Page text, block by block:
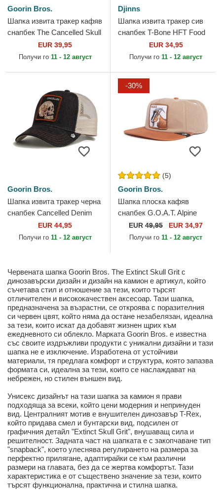
Goorin Bros.
Шапка извита тракер кафяв
снапбек The Cancelled Skull
Grit The Farm от Goorin
Bros.
EUR 39,95
Получи го 11 - 12 август
Djinns
Шапка извита тракер сив
снапбек T-Bone HFT Food
EUR 34,95
Получи го 11 - 12 август
Goorin Bros.
Шапка извита тракер черна
снапбек Cancelled Denim
Skull The Farm от Goorin
Bros.
EUR 44,95
Получи го 11 - 12 август
-30%
(5)
Goorin Bros.
Шапка плоска кафяв
снапбек G.O.A.T. Alpine
Base The Farm Flats The
Farm от Goorin Bros.
EUR 49,95 EUR 34,97
Получи го 11 - 12 август
Червената шапка Goorin Bros. The Extinct Skull Grit с
динозавърски дизайн и дизайн на камион е артикул, който
съчетава стил и отношение за тези, които търсят
отличителен и висококачествен аксесоар. Тази шапка,
предназначена за възрастни, се откроява с поразителния
си червен цвят, който няма да остане незабелязан, идеална
за тези, които искат да добавят жизнен щрих към
ежедневното си облекло. Марката Goorin Bros. е известна
със своите издръжливи продукти с уникални дизайни и тази
шапка не е изключение. Изработена от устойчиви
материали, тя предлага комфорт и структура, която запазва
формата си, идеална за тези, които се наслаждават на
небрежен, но стилен външен вид.
Унисекс дизайнът на тази шапка за камион я прави
подходяща за всеки, който цени модерния и непринуден
вид. Централният мотив е внушителен динозавър T-Rex,
който придава смел и бунтарски вид, подсилен от
графичния детайл "Extinct Skull Grit", внушаващ сила и
решителност. Задната част на шапката е с закопчаване тип
"snapback", което улеснява регулирането на размера за
перфектно прилягане, адаптирайки се към различни
размери на главата, без да се жертва комфортът. Тази
характеристика е от съществено значение за тези, които
търсят функционална, практична и стилна шапка.